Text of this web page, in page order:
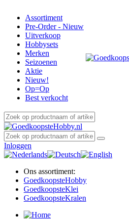
Assortiment
Pre-Order - Nieuw
Uitverkoop
Hobbysets
Merken
Seizoenen
Aktie
Nieuw!
Op=Op
Best verkocht
Inloggen
Ons assortiment:
GoedkoopsteHobby
GoedkoopsteKlei
GoedkoopsteKralen